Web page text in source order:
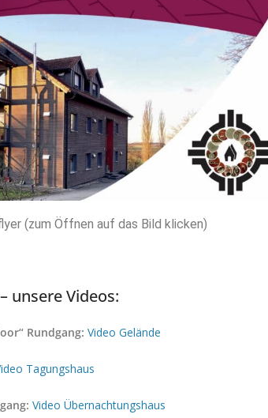
(zum Öffnen auf das Bild klicken)
unsere Videos:
Rundgang: Video Gelände
Tagungshaus
Video Übernachtungshaus